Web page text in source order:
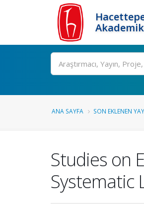
Ara
ANA SAYFA SON EKLENEN
Studies on
Systematic